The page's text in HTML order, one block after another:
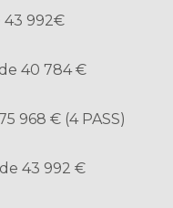
43 992€
40 784 €
968 € (4 PASS)
43 992 €